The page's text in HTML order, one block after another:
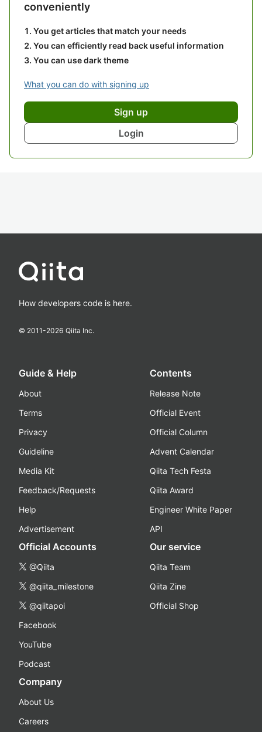
conveniently
You get articles that match your needs
You can efficiently read back useful information
You can use dark theme
What you can do with signing up
Sign up
Login
How developers code is here.
© 2011-2026 Qiita Inc.
Guide & Help
About
Terms
Privacy
Guideline
Media Kit
Feedback/Requests
Help
Advertisement
Contents
Release Note
Official Event
Official Column
Advent Calendar
Qiita Tech Festa
Qiita Award
Engineer White Paper
API
Official Accounts
@Qiita
@qiita_milestone
@qiitapoi
Facebook
YouTube
Podcast
Our service
Qiita Team
Qiita Zine
Official Shop
Company
About Us
Careers